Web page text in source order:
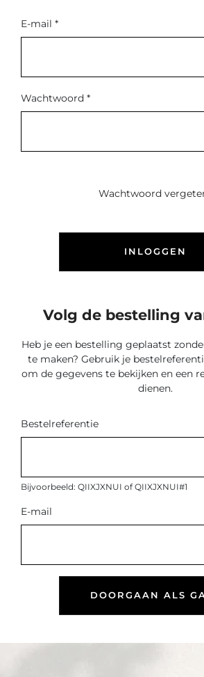
E-mail *
Wachtwoord *
Wachtwoord
INLOGGEN
Volg de bestelling
Heb je een bestelling geplaatst
te maken? Gebruik je
om de gegevens te bekijken en een
dienen.
Bestelreferentie
Bijvoorbeeld: QIIXJXNUI of QIIXJXNUI#1
E-mail
DOORGAAN ALS